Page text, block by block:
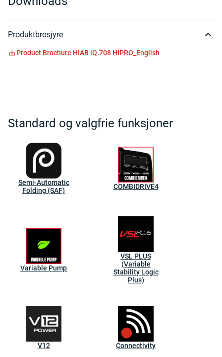
Produktbrosjyre
Product Brochure HIAB iQ.708 HIPRO_English
Standard og valgfrie funksjoner
Semi-Automatic
Folding (SAF)
COMBIDRIVE4
Variable Pump
VSL PLUS
(Variable
Stability Logic
Plus)
V12 Connectivity